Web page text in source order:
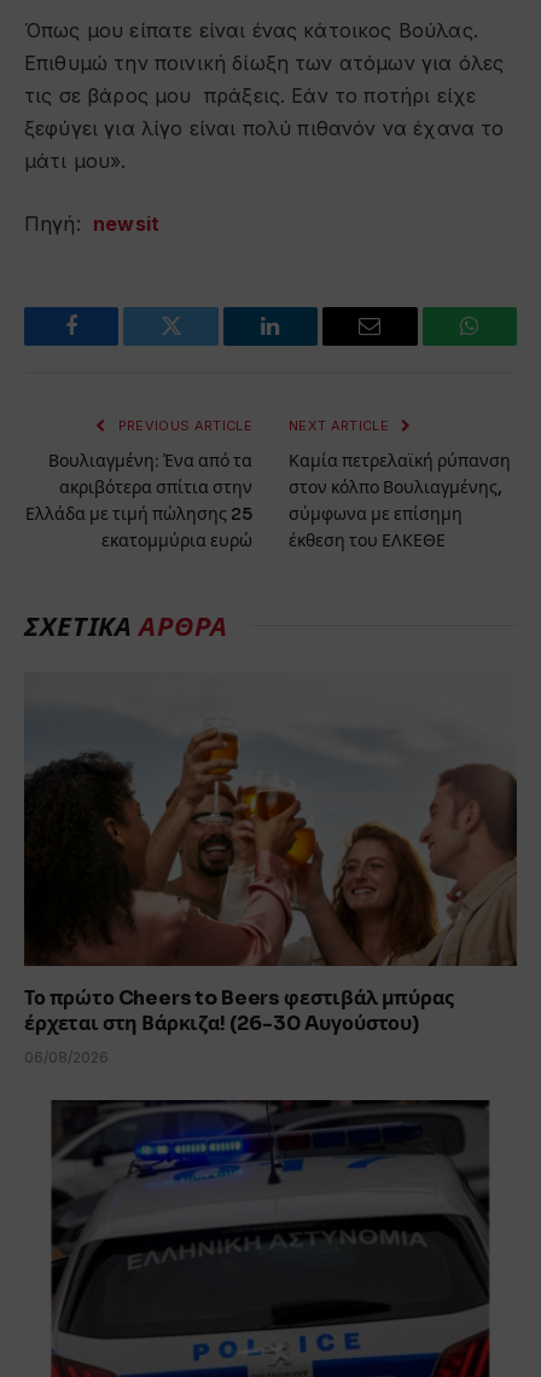
Όπως μου είπατε είναι ένας κάτοικος Βούλας.
Επιθυμώ την ποινική δίωξη των ατόμων για όλες
τις σε βάρος μου πράξεις. Εάν το ποτήρι είχε
ξεφύγει για λίγο είναι πολύ πιθανόν να έχανα το
μάτι μου».
Πηγή: newsit
Facebook Twitter LinkedIn Email
PREVIOUS ARTICLE
Βουλιαγμένη: Ένα από τα
ακριβότερα σπίτια στην
Ελλάδα με τιμή πώλησης 25
εκατομμύρια ευρώ
NEXT ARTICLE
Καμία πετρελαϊκή ρύπανση
στον κόλπο Βουλιαγμένης,
σύμφωνα με επίσημη
έκθεση του ΕΛΚΕΘΕ
ΣΧΕΤΙΚΆΆΡΘΡΑ
Το πρώτο Cheers to Beers φεστιβάλ μπύρας
έρχεται στη Βάρκιζα! (26-30 Aυγούστου)
06/08/2026